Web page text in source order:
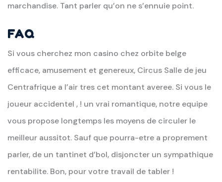
marchandise. Tant parler qu’on ne s’ennuie point.
FAQ
Si vous cherchez mon casino chez orbite belge
efficace, amusement et genereux, Circus Salle de jeu
Centrafrique a l’air tres cet montant averee. Si vous le
joueur accidentel , ! un vrai romantique, notre equipe
vous propose longtemps les moyens de circuler le
meilleur aussitot. Sauf que pourra-etre a proprement
parler, de un tantinet d’bol, disjoncter un sympathique
rentabilite. Bon, pour votre travail de tabler !